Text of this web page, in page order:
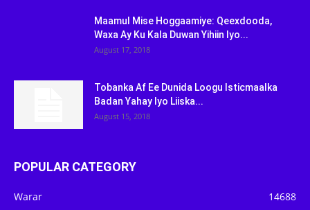
Maamul Mise Hoggaamiye: Qeexdooda,
Waxa Ay Ku Kala Duwan Yihiin Iyo...
August 17, 2018
Tobanka Af Ee Dunida Loogu Isticmaalka
Badan Yahay Iyo Liiska...
August 15, 2018
POPULAR CATEGORY
Warar 14688